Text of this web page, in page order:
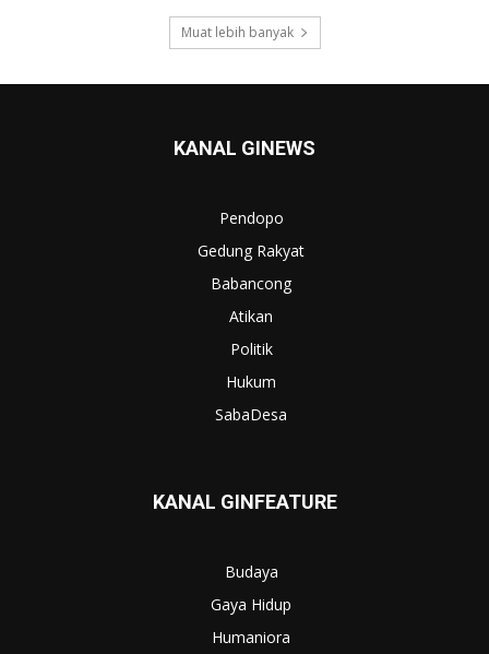
Muat lebih banyak
KANAL GINEWS
Pendopo
Gedung Rakyat
Babancong
Atikan
Politik
Hukum
SabaDesa
KANAL GINFEATURE
Budaya
Gaya Hidup
Humaniora